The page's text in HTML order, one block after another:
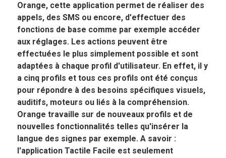
Orange, cette application permet de réaliser des
appels, des SMS ou encore, d'effectuer des
fonctions de base comme par exemple accéder
aux réglages. Les actions peuvent être
effectuées le plus simplement possible et sont
adaptées à chaque profil d'utilisateur. En effet, il y
a cinq profils et tous ces profils ont été conçus
pour répondre à des besoins spécifiques visuels,
auditifs, moteurs ou liés à la compréhension.
Orange travaille sur de nouveaux profils et de
nouvelles fonctionnalités telles qu'insérer la
langue des signes par exemple. A savoir :
l'application Tactile Facile est seulement